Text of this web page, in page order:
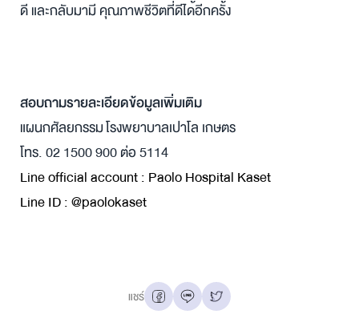
ดี และกลับมามี คุณภาพชีวิตที่ดีได้อีกครั้ง
สอบถามรายละเอียดข้อมูลเพิ่มเติม
แผนกศัลยกรรม โรงพยาบาลเปาโล เกษตร
โทร. 02 1500 900 ต่อ 5114
Line official account : Paolo Hospital Kaset
Line ID : @paolokaset
แชร์